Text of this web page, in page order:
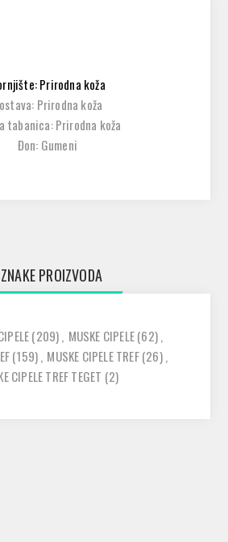
Prirodna koža
Prirodna koža
tabanica: Prirodna koža
Đon: Gumeni
PROIZVODA
(209), MUSKE CIPELE(62),
(159), MUSKE CIPELE TREF(26),
CIPELE TREF TEGET (2)